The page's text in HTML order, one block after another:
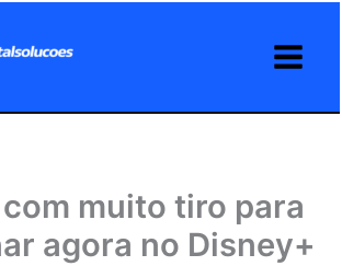
muito tiro para
agora no Disney+